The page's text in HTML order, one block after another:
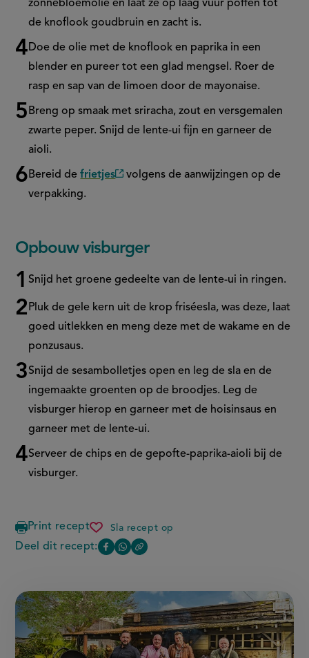
zonnebloemolie en laat ze op laag vuur poffen tot
de knoflook goudbruin en zacht is.
Doe de olie met de knoflook en paprika in een
blender en pureer tot een glad mengsel. Roer de
rasp en sap van de limoen door de mayonaise.
Breng op smaak met sriracha, zout en versgemalen
zwarte peper. Snijd de lente-ui fijn en garneer de
aioli.
Bereid defrietjes(externe
volgens de aanwijzingen op de
verpakking.
Opbouw visburger
Snijd het groene gedeelte van de lente-ui in ringen.
Pluk de gele kern uit de krop friséesla, was deze, laat
goed uitlekken en meng deze met de wakame en de
ponzusaus.
Snijd de sesambolletjes open en leg de sla en de
ingemaakte groenten op de broodjes. Leg de
visburger hierop en garneer met de hoisinsaus en
garneer met de lente-ui.
Serveer de chips en de gepofte-paprika-aioli bij de
visburger.
Print recept Sla recept op
visburger
met
chips
bbq
Deel dit recept:
Deel
pagina
op
Facebook
(opent
Deel
pagina
op
WhatsApp
(opent
Copy
of
this
page